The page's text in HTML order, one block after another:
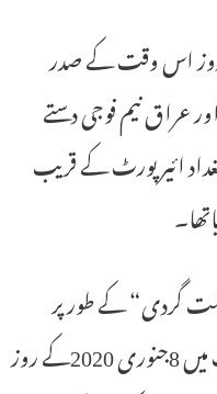
نے 3جنوری 2020کے روز اس وقت کے صدر
عراق نیم فوجی دستے
ائیر پورٹ کے قریب
گردی“ کے طور پر
مذمت کی تھی۔ اس قتل کے جواب میں 8جنوری 2020کے روز